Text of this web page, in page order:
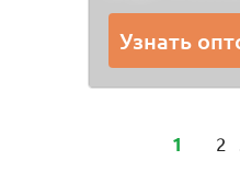
Узнать
1 2